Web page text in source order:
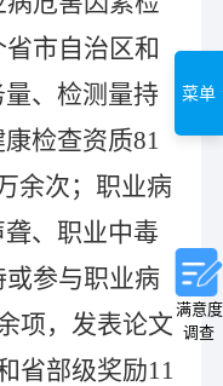
菜单
省市自治区和
、检测量持
检查资质81
余次；职业病
、职业中毒
参与职业病
项，发表论文
省部级奖励11
满意度
调查